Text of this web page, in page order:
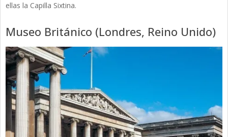
ellas la Capilla Sixtina.
Museo Británico (Londres, Reino Unido)